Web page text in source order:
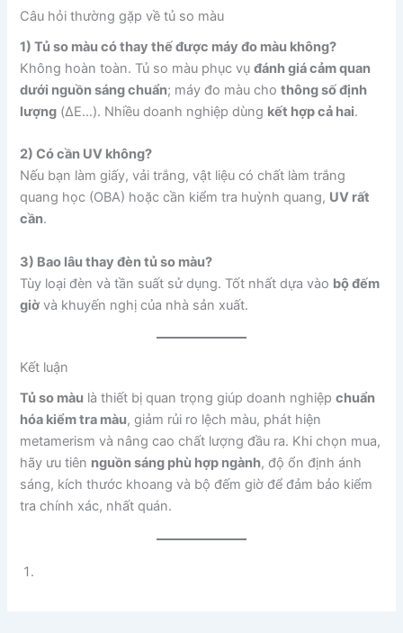
Câu hỏi thường gặp về tủ so màu
1) Tủ so màu có thay thế được máy đo màu không?
Không hoàn toàn. Tủ so màu phục vụđánh giá cảm quan
dưới nguồn sáng chuẩn; máy đo màu chothông số định
lượng (ΔE…). Nhiều doanh nghiệp dùng kết hợp cả hai.
2) Có cần UV không?
Nếu bạn làm giấy, vải trắng, vật liệu có chất làm trắng
quang học (OBA) hoặc cần kiểm tra huỳnh quang, UV rất
cần.
3) Bao lâu thay đèn tủ so màu?
Tùy loại đèn và tần suất sử dụng. Tốt nhất dựa vào bộ đếm
giờ và khuyến nghị của nhà sản xuất.
Kết luận
Tủ so màu là thiết bị quan trọng giúp doanh nghiệpchuẩn
hóa kiểm tra màu, giảm rủi ro lệch màu, phát hiện
metamerism và nâng cao chất lượng đầu ra. Khi chọn mua,
hãy ưu tiên nguồn sáng phù hợp ngành, độ ổn định ánh
sáng, kích thước khoang và bộ đếm giờ để đảm bảo kiểm
tra chính xác, nhất quán.